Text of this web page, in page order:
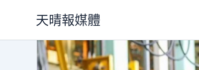
天晴報媒體